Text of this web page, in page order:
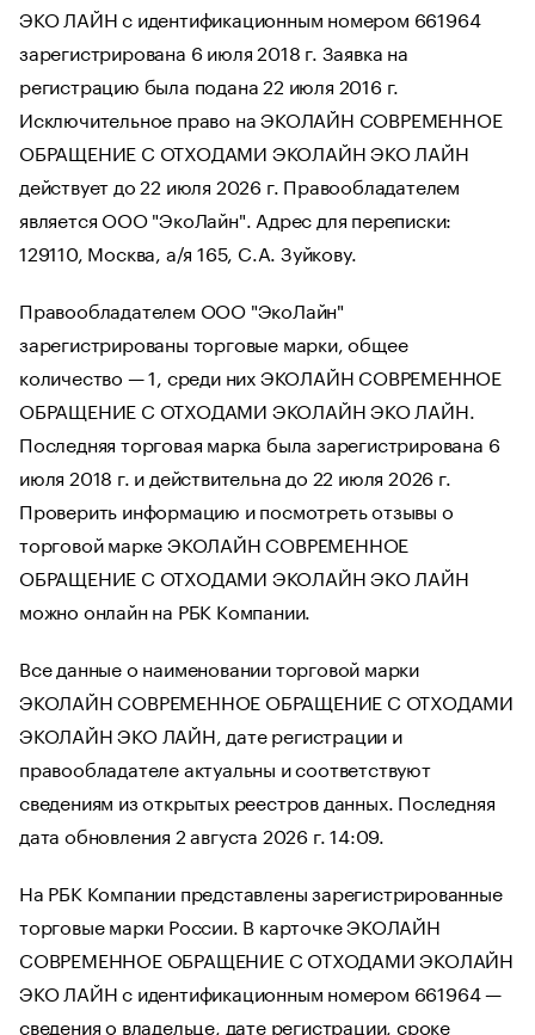
ЭКО ЛАЙН с идентификационным номером 661964
зарегистрирована 6 июля 2018 г. Заявка на
регистрацию была подана 22 июля 2016 г.
Исключительное право на ЭКОЛАЙН СОВРЕМЕННОЕ
ОБРАЩЕНИЕ С ОТХОДАМИ ЭКОЛАЙН ЭКО ЛАЙН
действует до 22 июля 2026 г. Правообладателем
является ООО "ЭкоЛайн". Адрес для переписки:
129110, Москва, а/я 165, С.А. Зуйкову.
Правообладателем ООО "ЭкоЛайн"
зарегистрированы торговые марки, общее
количество — 1, среди них ЭКОЛАЙН СОВРЕМЕННОЕ
ОБРАЩЕНИЕ С ОТХОДАМИ ЭКОЛАЙН ЭКО ЛАЙН.
Последняя торговая марка была зарегистрирована 6
июля 2018 г. и действительна до 22 июля 2026 г.
Проверить информацию и посмотреть отзывы о
торговой марке ЭКОЛАЙН СОВРЕМЕННОЕ
ОБРАЩЕНИЕ С ОТХОДАМИ ЭКОЛАЙН ЭКО ЛАЙН
можно онлайн на РБК Компании.
Все данные о наименовании торговой марки
ЭКОЛАЙН СОВРЕМЕННОЕ ОБРАЩЕНИЕ С ОТХОДАМИ
ЭКОЛАЙН ЭКО ЛАЙН, дате регистрации и
правообладателе актуальны и соответствуют
сведениям из открытых реестров данных. Последняя
дата обновления 2 августа 2026 г. 14:09.
На РБК Компании представлены зарегистрированные
торговые марки России. В карточке ЭКОЛАЙН
СОВРЕМЕННОЕ ОБРАЩЕНИЕ С ОТХОДАМИ ЭКОЛАЙН
ЭКО ЛАЙН с идентификационным номером 661964 —
сведения о владельце, дате регистрации, сроке